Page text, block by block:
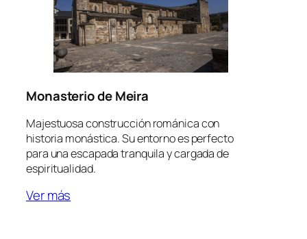
Monasterio de Meira
Majestuosa construcción románica con
historia monástica. Su entorno es perfecto
para una escapada tranquila y cargada de
espiritualidad.
Ver más